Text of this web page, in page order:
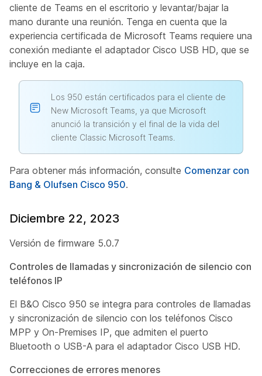
cliente de Teams en el escritorio y levantar/bajar la
mano durante una reunión. Tenga en cuenta que la
experiencia certificada de Microsoft Teams requiere una
conexión mediante el adaptador Cisco USB HD, que se
incluye en la caja.
Los 950 están certificados para el cliente de
New Microsoft Teams, ya que Microsoft
anunció la transición y el final de la vida del
cliente Classic Microsoft Teams.
Para obtener más información, consulte Comenzar con
Bang & Olufsen Cisco 950.
Diciembre 22, 2023
Versión de firmware 5.0.7
Controles de llamadas y sincronización de silencio con
teléfonos IP
El B&O Cisco 950 se integra para controles de llamadas
y sincronización de silencio con los teléfonos Cisco
MPP y On-Premises IP, que admiten el puerto
Bluetooth o USB-A para el adaptador Cisco USB HD.
Correcciones de errores menores